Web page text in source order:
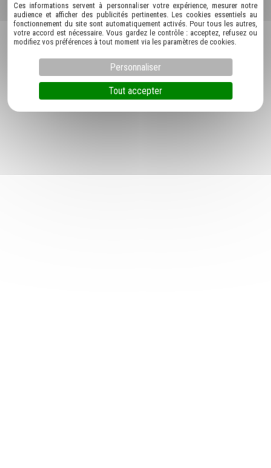
Ces informations servent à personnaliser votre expérience, mesurer notre
audience et afficher des publicités pertinentes. Les cookies essentiels au
fonctionnement du site sont automatiquement activés. Pour tous les autres,
votre accord est nécessaire. Vous gardez le contrôle : acceptez, refusez ou
modifiez vos préférences à tout moment via les paramètres de cookies.
Tout accepter
Personnaliser